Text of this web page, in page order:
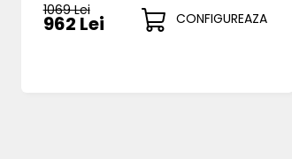
1069 Lei
962 Lei CONFIGUREAZA